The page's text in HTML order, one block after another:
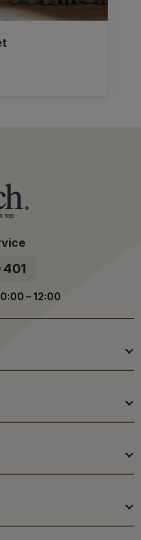
– 12:00